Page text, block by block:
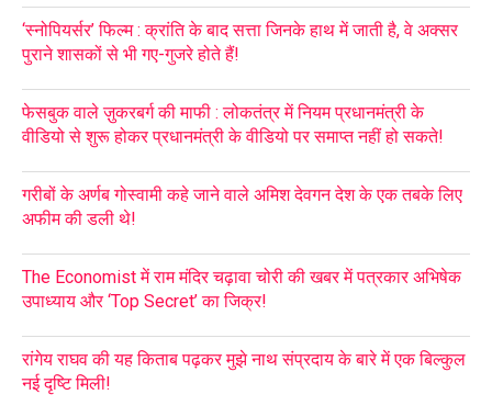
‘स्नोपियर्सर’ फिल्म : क्रांति के बाद सत्ता जिनके हाथ में जाती है, वे अक्सर
पुराने शासकों से भी गए-गुजरे होते हैं!
फेसबुक वाले ज़ुकरबर्ग की माफी : लोकतंत्र में नियम प्रधानमंत्री के
वीडियो से शुरू होकर प्रधानमंत्री के वीडियो पर समाप्त नहीं हो सकते!
गरीबों के अर्णब गोस्वामी कहे जाने वाले अमिश देवगन देश के एक तबके लिए
अफीम की डली थे!
The Economist में राम मंदिर चढ़ावा चोरी की खबर में पत्रकार अभिषेक
उपाध्याय और ‘Top Secret’ का जिक्र!
रांगेय राघव की यह किताब पढ़कर मुझे नाथ संप्रदाय के बारे में एक बिल्कुल
नई दृष्टि मिली!